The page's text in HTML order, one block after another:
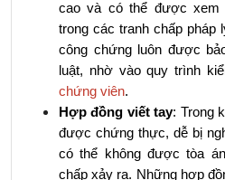
cao và có thể được xem
trong các tranh chấp pháp
công chứng luôn được
luật, nhờ vào quy trình
chứng viên.
Hợp đồng viết tay: Trong
được chứng thực, dễ bị
có thể không được tòa
chấp xảy ra. Những hợp